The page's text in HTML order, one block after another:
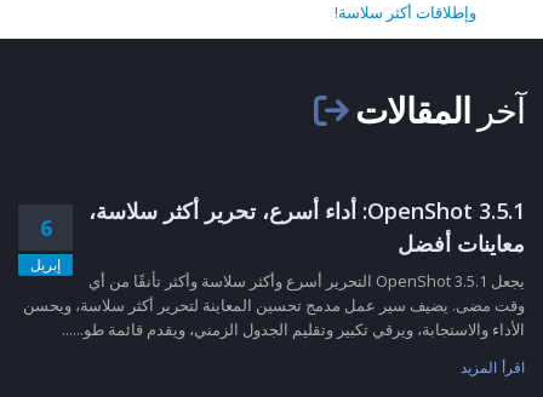
وإطلاقات أكثر سلاسة!
آخر المقالات
6
إبريل
OpenShot 3.5.1: أداء أسرع، تحرير أكثر سلاسة،
معاينات أفضل
يجعل OpenShot 3.5.1 التحرير أسرع وأكثر سلاسة وأكثر تأنقًا من أي
وقت مضى. يضيف سير عمل مدمج تحسين المعاينة لتحرير أكثر سلاسة، ويحسن
الأداء والاستجابة، ويرقي تكبير وتقليم الجدول الزمني، ويقدم قائمة طو......
اقرأ المزيد